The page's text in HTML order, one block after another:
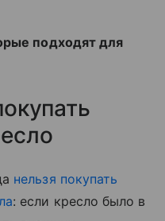
подходят для
нельзя покупать
: если кресло было в